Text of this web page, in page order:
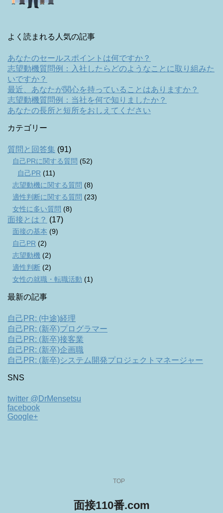
よく読まれる人気の記事
あなたのセールスポイントは何ですか？
志望動機質問例：入社したらどのようなことに取り組みた
いですか？
最近、あなたが関心を持っていることはありますか？
志望動機質問例：当社を何で知りましたか？
あなたの長所と短所をおしえてください
カテゴリー
質問と回答集 (91)
自己PRに関する質問 (52)
自己PR (11)
志望動機に関する質問 (8)
適性判断に関する質問 (23)
女性に多い質問 (8)
面接とは？ (17)
面接の基本 (9)
自己PR (2)
志望動機 (2)
適性判断 (2)
女性の就職・転職活動 (1)
最新の記事
自己PR: (中途)経理
自己PR: (新卒)プログラマー
自己PR: (新卒)接客業
自己PR: (新卒)企画職
自己PR: (新卒)システム開発プロジェクトマネージャー
SNS
twitter @DrMensetsu
facebook
Google+
TOP
面接110番.com